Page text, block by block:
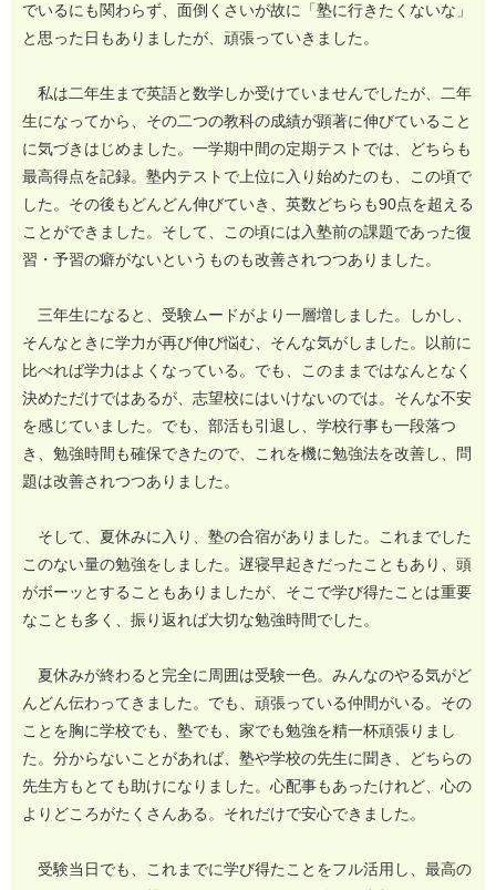
でいるにも関わらず、面倒くさいが故に「塾に行きたくないな」
と思った日もありましたが、頑張っていきました。
私は二年生まで英語と数学しか受けていませんでしたが、二年
生になってから、その二つの教科の成績が顕著に伸びていること
に気づきはじめました。一学期中間の定期テストでは、どちらも
最高得点を記録。塾内テストで上位に入り始めたのも、この頃で
した。その後もどんどん伸びていき、英数どちらも90点を超える
ことができました。そして、この頃には入塾前の課題であった復
習・予習の癖がないというものも改善されつつありました。
三年生になると、受験ムードがより一層増しました。しかし、
そんなときに学力が再び伸び悩む、そんな気がしました。以前に
比べれば学力はよくなっている。でも、このままではなんとなく
決めただけではあるが、志望校にはいけないのでは。そんな不安
を感じていました。でも、部活も引退し、学校行事も一段落つ
き、勉強時間も確保できたので、これを機に勉強法を改善し、問
題は改善されつつありました。
そして、夏休みに入り、塾の合宿がありました。これまでした
このない量の勉強をしました。遅寝早起きだったこともあり、頭
がボーッとすることもありましたが、そこで学び得たことは重要
なことも多く、振り返れば大切な勉強時間でした。
夏休みが終わると完全に周囲は受験一色。みんなのやる気がど
んどん伝わってきました。でも、頑張っている仲間がいる。その
ことを胸に学校でも、塾でも、家でも勉強を精一杯頑張りまし
た。分からないことがあれば、塾や学校の先生に聞き、どちらの
先生方もとても助けになりました。心配事もあったけれど、心の
よりどころがたくさんある。それだけで安心できました。
受験当日でも、これまでに学び得たことをフル活用し、最高の